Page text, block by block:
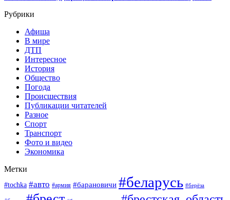
Рубрики
Афиша
В мире
ДТП
Интересное
История
Общество
Погода
Происшествия
Публикации читателей
Разное
Спорт
Транспорт
Фото и видео
Экономика
Метки
#tochka #авто #армия #барановичи #беларусь #берёза